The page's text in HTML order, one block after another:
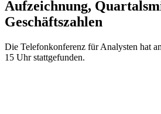
Aufzeichnung,
Geschäftszahlen
Die Telefonkonferenz für Analysten hat
15 Uhr stattgefunden.